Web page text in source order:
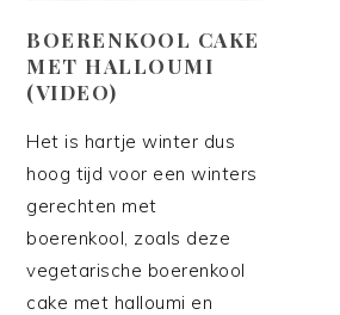
BOERENKOOL CAKE
MET HALLOUMI
(VIDEO)
Het is hartje winter dus
hoog tijd voor een winters
gerechten met
boerenkool, zoals deze
vegetarische boerenkool
cake met halloumi en